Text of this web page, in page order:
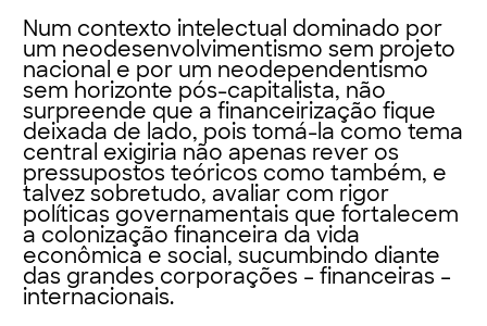
Num contexto intelectual dominado por
um neodesenvolvimentismo sem projeto
nacional e por um neodependentismo
sem horizonte pós-capitalista, não
surpreende que a financeirização fique
deixada de lado, pois tomá-la como tema
central exigiria não apenas rever os
pressupostos teóricos como também, e
talvez sobretudo, avaliar com rigor
políticas governamentais que fortalecem
a colonização financeira da vida
econômica e social, sucumbindo diante
das grandes corporações – financeiras –
internacionais.